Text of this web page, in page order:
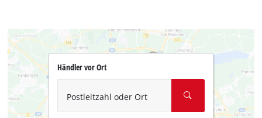
Händler vor Ort
Postleitzahl oder Ort